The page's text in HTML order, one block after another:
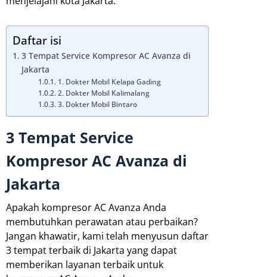
Daftar isi
3 Tempat Service Kompresor AC Avanza di
Jakarta
1. Dokter Mobil Kelapa Gading
2. Dokter Mobil Kalimalang
3. Dokter Mobil Bintaro
3 Tempat Service
Kompresor AC Avanza di
Jakarta
Apakah kompresor AC Avanza Anda
membutuhkan perawatan atau perbaikan?
Jangan khawatir, kami telah menyusun daftar
3 tempat terbaik di Jakarta yang dapat
memberikan layanan terbaik untuk